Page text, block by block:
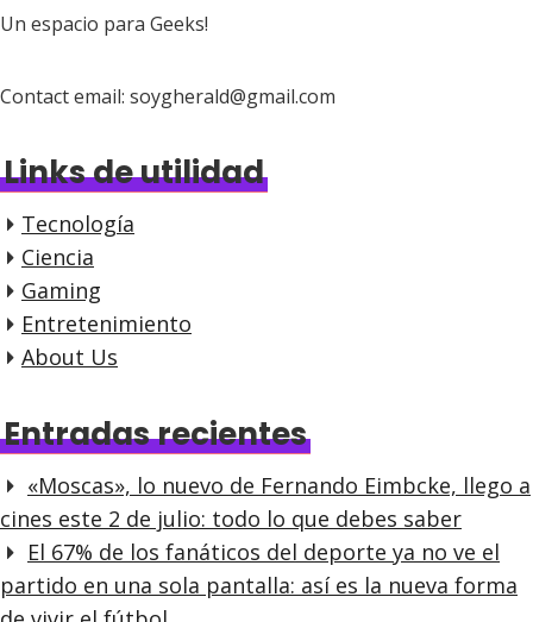
Un espacio para Geeks!
Contact email: soygherald@gmail.com
Links de utilidad
Tecnología
Ciencia
Gaming
Entretenimiento
About Us
Entradas recientes
«Moscas», lo nuevo de Fernando Eimbcke, llego a
cines este 2 de julio: todo lo que debes saber
El 67% de los fanáticos del deporte ya no ve el
partido en una sola pantalla: así es la nueva forma